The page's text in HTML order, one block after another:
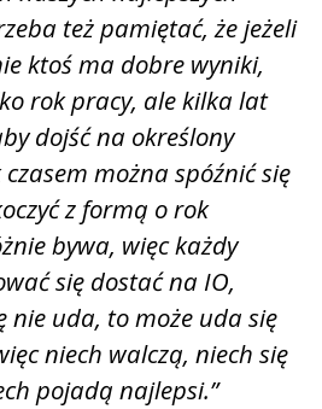
też pamiętać, że jeżeli
ktoś ma dobre wyniki,
rok pracy, ale kilka lat
dojść na określony
można spóźnić się
z formą o rok
bywa, więc każdy
się dostać na IO,
nie uda, to może uda się
niech walczą, niech się
pojadą najlepsi.”